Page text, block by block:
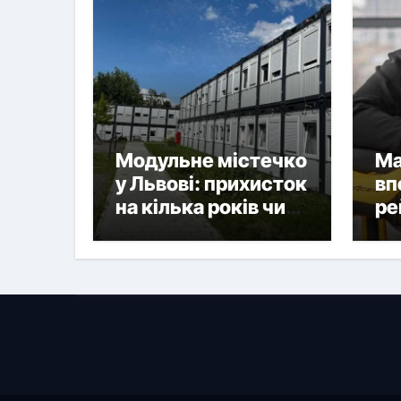
Модульне містечко
у Львові: прихисток
на кілька років чи
нова форма
постійного житла?